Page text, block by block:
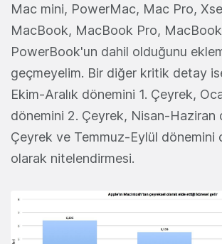
Mac mini, PowerMac, Mac Pro,
MacBook, MacBook Pro,
PowerBook'un dahil olduğunu
geçmeyelim. Bir diğer kritik detay
Ekim-Aralık dönemini 1. Çeyrek,
dönemini 2. Çeyrek, Nisan-Haziran
Çeyrek ve Temmuz-Eylül dönemini
olarak nitelendirmesi.